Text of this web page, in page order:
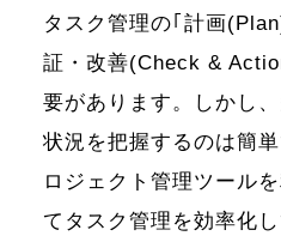
タスク管理の｢計画
証・改善(Check &
要があります。しかし
状況を把握するのは簡
ロジェクト管理ツール
てタスク管理を効率化